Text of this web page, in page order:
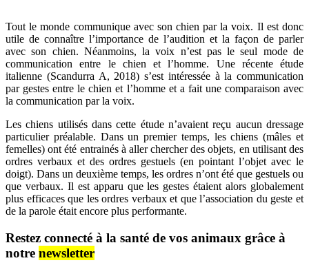
Tout le monde communique avec son chien par la voix. Il est donc
utile de connaître l’importance de l’audition et la façon de parler
avec son chien. Néanmoins, la voix n’est pas le seul mode de
communication entre le chien et l’homme. Une récente étude
italienne (Scandurra A, 2018) s’est intéressée à la communication
par gestes entre le chien et l’homme et a fait une comparaison avec
la communication par la voix.
Les chiens utilisés dans cette étude n’avaient reçu aucun dressage
particulier préalable. Dans un premier temps, les chiens (mâles et
femelles) ont été entrainés à aller chercher des objets, en utilisant des
ordres verbaux et des ordres gestuels (en pointant l’objet avec le
doigt). Dans un deuxième temps, les ordres n’ont été que gestuels ou
que verbaux. Il est apparu que les gestes étaient alors globalement
plus efficaces que les ordres verbaux et que l’association du geste et
de la parole était encore plus performante.
Restez connecté à la santé de vos animaux grâce à
notre newsletter